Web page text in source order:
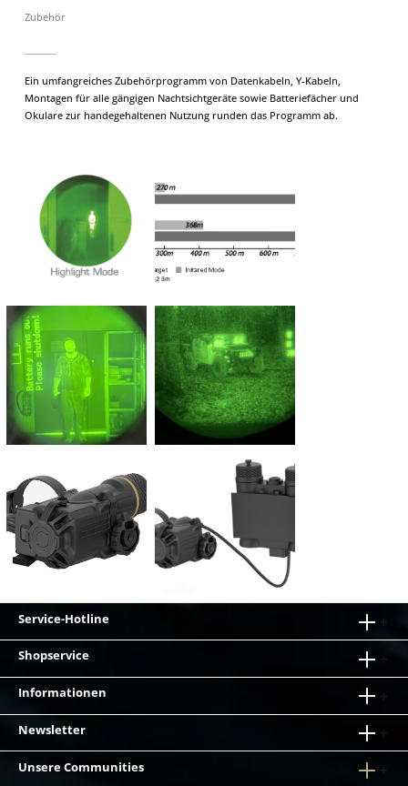
Zubehör
Ein umfangreiches Zubehörprogramm von Datenkabeln, Y-Kabeln,
Montagen für alle gängigen Nachtsichtgeräte sowie Batteriefächer und
Okulare zur handegehaltenen Nutzung runden das Programm ab.
Service-Hotline
Shopservice
Informationen
Newsletter
Unsere Communities